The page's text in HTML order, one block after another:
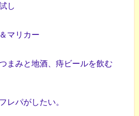
し
マリカー
まみと地酒、痔ビールを飲む
レパがしたい。